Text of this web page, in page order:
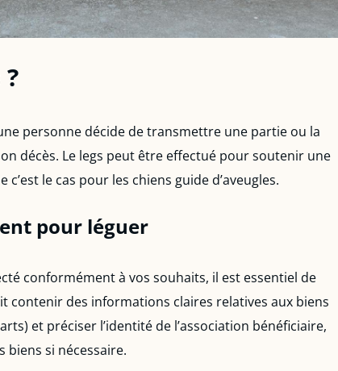
personne décide de transmettre une partie ou la
décès. Le legs peut être effectué pour soutenir une
le cas pour les chiens guide d’aveugles.
pour léguer
conformément à vos souhaits, il est essentiel de
contenir des informations claires relatives aux biens
et préciser l’identité de l’association bénéficiaire,
biens si nécessaire.